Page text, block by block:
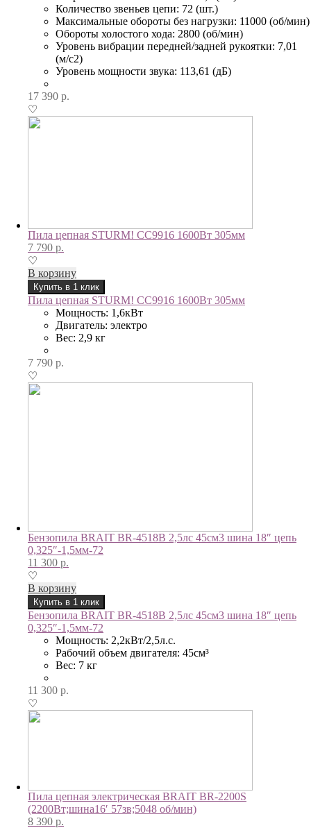
Количество звеньев цепи: 72 (шт.)
Максимальные обороты без нагрузки: 11000 (об/мин)
Обороты холостого хода: 2800 (об/мин)
Уровень вибрации передней/задней рукоятки: 7,01
(м/с2)
Уровень мощности звука: 113,61 (дБ)
17 390 р.
♡
Пила цепная STURM! CC9916 1600Вт 305мм
7 790 р.
♡
В корзину
Купить в 1 клик
Пила цепная STURM! CC9916 1600Вт 305мм
Мощность: 1,6кВт
Двигатель: электро
Вес: 2,9 кг
7 790 р.
♡
Бензопила BRAIT BR-4518B 2,5лс 45см3 шина 18″ цепь
0,325″-1,5мм-72
11 300 р.
♡
В корзину
Купить в 1 клик
Бензопила BRAIT BR-4518B 2,5лс 45см3 шина 18″ цепь
0,325″-1,5мм-72
Мощность: 2,2кВт/2,5л.с.
Рабочий объем двигателя: 45см³
Вес: 7 кг
11 300 р.
♡
Пила цепная электрическая BRAIT BR-2200S
(2200Вт;шина16′ 57зв;5048 об/мин)
8 390 р.